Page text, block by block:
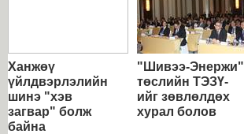
Ханжөү
үйлдвэрлэлийн
шинэ "хэв
загвар" болж
байна
"Шивээ-Энержи"
төслийн ТЭЗҮ-
ийг зөвлөлдөх
хурал болов